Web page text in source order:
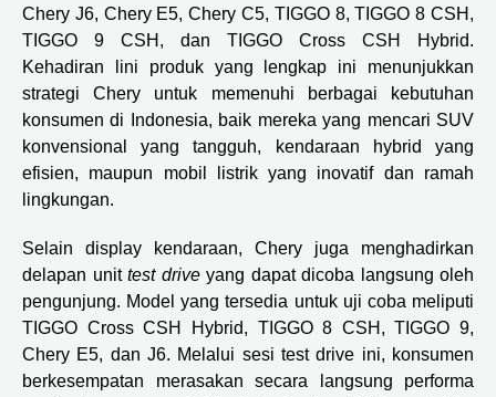
Chery J6, Chery E5, Chery C5, TIGGO 8, TIGGO 8 CSH,
TIGGO 9 CSH, dan TIGGO Cross CSH Hybrid.
Kehadiran lini produk yang lengkap ini menunjukkan
strategi Chery untuk memenuhi berbagai kebutuhan
konsumen di Indonesia, baik mereka yang mencari SUV
konvensional yang tangguh, kendaraan hybrid yang
efisien, maupun mobil listrik yang inovatif dan ramah
lingkungan.
Selain display kendaraan, Chery juga menghadirkan
delapan unit test driveyang dapat dicoba langsung oleh
pengunjung. Model yang tersedia untuk uji coba meliputi
TIGGO Cross CSH Hybrid, TIGGO 8 CSH, TIGGO 9,
Chery E5, dan J6. Melalui sesi test drive ini, konsumen
berkesempatan merasakan secara langsung performa